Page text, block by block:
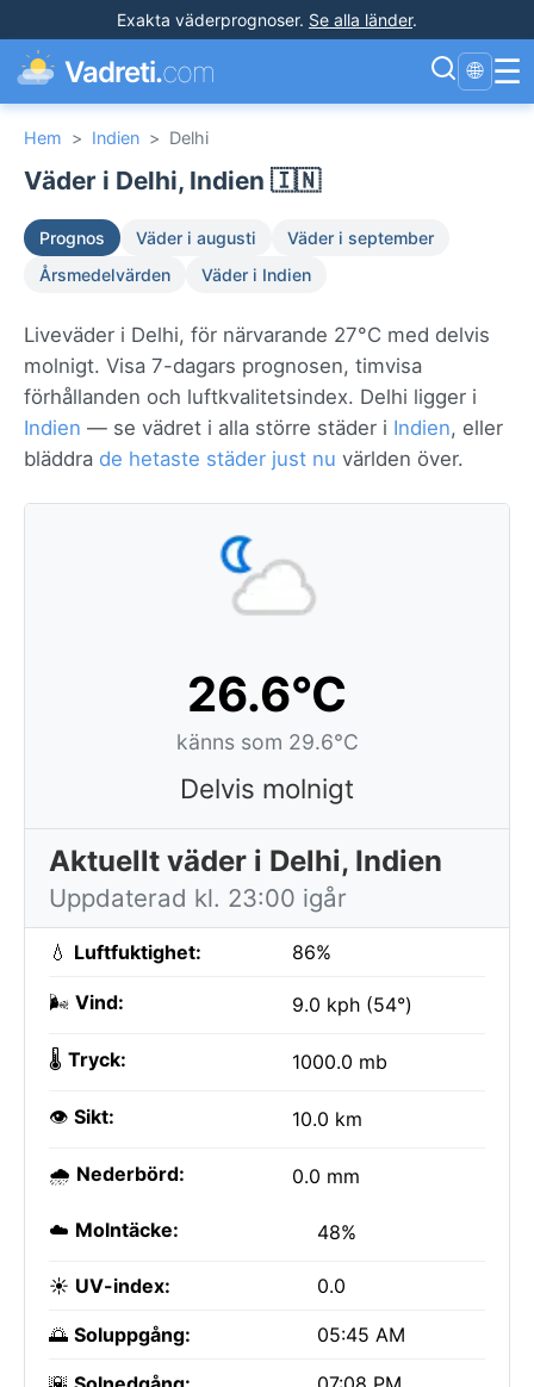
Exakta väderprognoser. Se alla länder.
Vadreti.com 🌐 ☰
Hem > Indien > Delhi
Väder i Delhi, Indien 🇮🇳
Prognos Väder i augusti
Väder i september
Årsmedelvärden
Väder i Indien
Liveväder i Delhi, för närvarande 27°C med delvis
molnigt. Visa 7-dagars prognosen, timvisa
förhållanden och luftkvalitetsindex. Delhi ligger i
Indien — se vädret i alla större städer i Indien, eller
bläddra de hetaste städer just nu världen över.
26.6°C
känns som 29.6°C
Delvis molnigt
Aktuellt väder i Delhi, Indien
Uppdaterad kl. 23:00 igår
💧 Luftfuktighet: 86%
🌬️ Vind: 9.0 kph (54°)
🌡️ Tryck: 1000.0 mb
👁️ Sikt: 10.0 km
🌧️ Nederbörd: 0.0 mm
☁️ Molntäcke: 48%
☀️ UV-index: 0.0
🌅 Soluppgång: 05:45 AM